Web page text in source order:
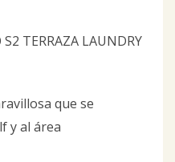
TERRAZA LAUNDRY
que se
y al área